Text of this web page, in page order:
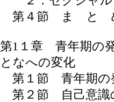
第４節 ま と
第1１章 青年期の
となへの変化
第１節 青年期の
第２節 自己意識